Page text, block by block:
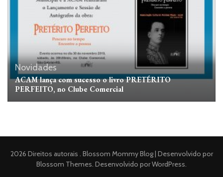
Novidades
ACAM lança com sucesso o livro PRETÉRITO
PERFEITO, no Clube Comercial
2026 Direitos autorais . Blossom Mommy Blog | Desenvolvido por
Blossom Themes. Desenvolvido porWordPress.